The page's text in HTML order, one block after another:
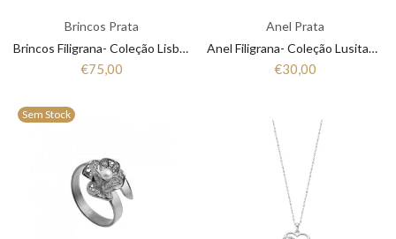
Brincos Prata
Brincos Filigrana- Coleção Lisboa 1B6-111007A
€75,00
Anel Prata
Anel Filigrana- Coleção Lusitania 1AS-FL0327
€30,00
Sem Stock